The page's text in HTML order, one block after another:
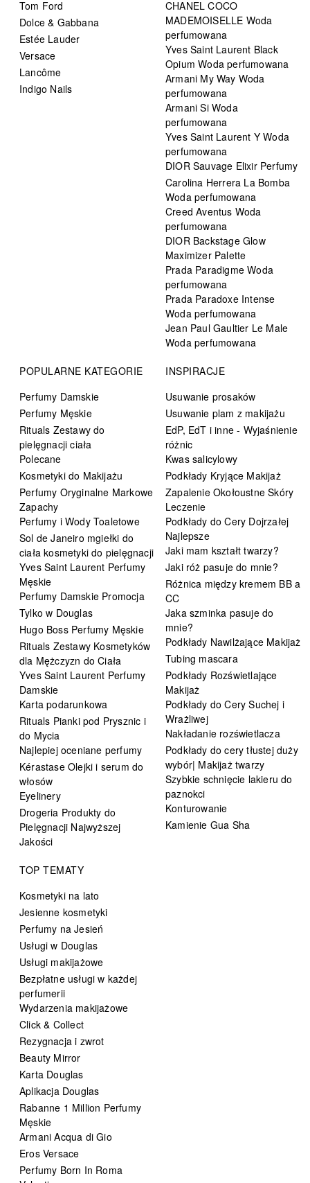
Tom Ford
Dolce & Gabbana
Estée Lauder
Versace
Lancôme
Indigo Nails
CHANEL COCO
MADEMOISELLE Woda
perfumowana
Yves Saint Laurent Black
Opium Woda perfumowana
Armani My Way Woda
perfumowana
Armani Si Woda
perfumowana
Yves Saint Laurent Y Woda
perfumowana
DIOR Sauvage Elixir Perfumy
Carolina Herrera La Bomba
Woda perfumowana
Creed Aventus Woda
perfumowana
DIOR Backstage Glow
Maximizer Palette
Prada Paradigme Woda
perfumowana
Prada Paradoxe Intense
Woda perfumowana
Jean Paul Gaultier Le Male
Woda perfumowana
POPULARNE KATEGORIE
Perfumy Damskie
Perfumy Męskie
Rituals Zestawy do
pielęgnacji ciała
Polecane
Kosmetyki do Makijażu
Perfumy Oryginalne Markowe
Zapachy
Perfumy i Wody Toaletowe
Sol de Janeiro mgiełki do
ciała kosmetyki do pielęgnacji
Yves Saint Laurent Perfumy
Męskie
Perfumy Damskie Promocja
Tylko w Douglas
Hugo Boss Perfumy Męskie
Rituals Zestawy Kosmetyków
dla Mężczyzn do Ciała
Yves Saint Laurent Perfumy
Damskie
Karta podarunkowa
Rituals Pianki pod Prysznic i
do Mycia
Najlepiej oceniane perfumy
Kérastase Olejki i serum do
włosów
Eyelinery
Drogeria Produkty do
Pielęgnacji Najwyższej
Jakości
INSPIRACJE
Usuwanie prosaków
Usuwanie plam z makijażu
EdP, EdT i inne - Wyjaśnienie
różnic
Kwas salicylowy
Podkłady Kryjące Makijaż
Zapalenie Okołoustne Skóry
Leczenie
Podkłady do Cery Dojrzałej
Najlepsze
Jaki mam kształt twarzy?
Jaki róż pasuje do mnie?
Różnica między kremem BB a
CC
Jaka szminka pasuje do
mnie?
Podkłady Nawilżające Makijaż
Tubing mascara
Podkłady Rozświetlające
Makijaż
Podkłady do Cery Suchej i
Wrażliwej
Nakładanie rozświetlacza
Podkłady do cery tłustej duży
wybór| Makijaż twarzy
Szybkie schnięcie lakieru do
paznokci
Konturowanie
Kamienie Gua Sha
TOP TEMATY
Kosmetyki na lato
Jesienne kosmetyki
Perfumy na Jesień
Usługi w Douglas
Usługi makijażowe
Bezpłatne usługi w każdej
perfumerii
Wydarzenia makijażowe
Click & Collect
Rezygnacja i zwrot
Beauty Mirror
Karta Douglas
Aplikacja Douglas
Rabanne 1 Million Perfumy
Męskie
Armani Acqua di Gio
Eros Versace
Perfumy Born In Roma